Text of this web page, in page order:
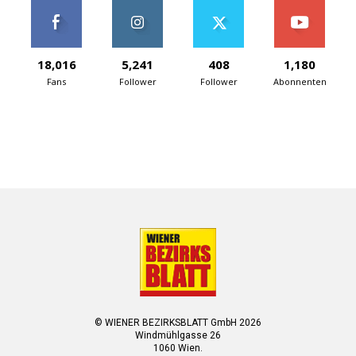
18,016
Fans
5,241
Follower
408
Follower
1,180
Abonnenten
© WIENER BEZIRKSBLATT GmbH 2026
Windmühlgasse 26
1060 Wien.